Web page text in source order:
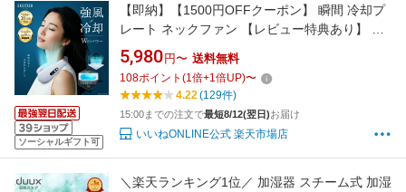
ソーシャルギフト可
【即納】【1500円OFFクーポン】 瞬間 冷却プ
レート ネックファン 【レビュー特典あり】 ネ
ッククーラー 首掛け扇風機 首 首かけ扇風機 く
びかけ扇風機 クールネック -15℃ 瞬間 冷却プ
レート 携帯扇風機 小型扇風機 ミニ 扇風機 大風
量 超 軽量 Excitech
5,980 円〜 送料無料
108ポイント (1 倍+1 倍UP)〜
4.22 (129件)
15:00までの注文で最短8/12(翌日)お届け
いいねONLINE公式 楽天市場店
＼楽天ランキング1位／ 加湿器 スチーム式 加湿